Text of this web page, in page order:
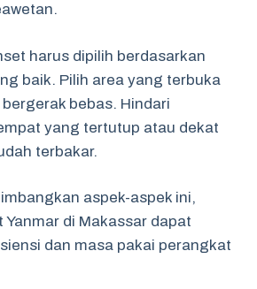
harus dipilih berdasarkan
baik. Pilih area yang terbuka
bebas. Hindari
yang tertutup atau dekat
terbakar.
aspek-aspek ini,
di Makassar dapat
dan masa pakai perangkat